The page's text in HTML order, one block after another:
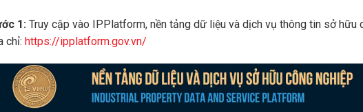
1: Truy cập vào IPPlatform, nền tảng dữ liệu và dịch vụ thông tin sở
chỉ: https://ipplatform.gov.vn/